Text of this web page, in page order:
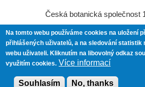
Česká botanická společnost
Powered byDrupal
Na tomto webu používáme cookies na uložení
přihlášených uživatelů, a na sledování statistik
webu uživateli. Kliknutím na libovolný odkaz
využitím cookies. Více informací
Souhlasím No, thanks